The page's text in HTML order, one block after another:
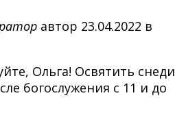
автор 23.04.2022 в
Ольга! Освятить снеди
богослужения с 11 и до